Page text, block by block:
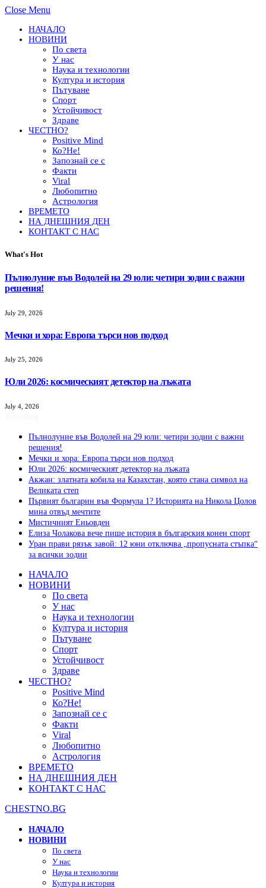
Close Menu
НАЧАЛО
НОВИНИ
По света
У нас
Наука и технологии
Култура и история
Пътуване
Спорт
Устойчивост
Здраве
ЧЕСТНО?
Positive Mind
Ко?Не!
Запознай се с
Факти
Viral
Любопитно
Астрология
ВРЕМЕТО
НА ДНЕШНИЯ ДЕН
КОНТАКТ С НАС
What's Hot
Пълнолуние във Водолей на 29 юли: четири зодии с важни
решения!
July 29, 2026
Мечки и хора: Европа търси нов подход
July 25, 2026
Юли 2026: космическият детектор на лъжата
July 4, 2026
Пълнолуние във Водолей на 29 юли: четири зодии с важни
решения!
Мечки и хора: Европа търси нов подход
Юли 2026: космическият детектор на лъжата
Акжан: златната кобила на Казахстан, която стана символ на
Великата степ
Първият българин във Формула 1? Историята на Никола Цолов
мина отвъд мечтите
Мистичният Eньовден
Елиза Чолакова вече пише история в българския конен спорт
Уран прави рязък завой: 12 юни отключва „пропусната стъпка“
за всички зодии
НАЧАЛО
НОВИНИ
По света
У нас
Наука и технологии
Култура и история
Пътуване
Спорт
Устойчивост
Здраве
ЧЕСТНО?
Positive Mind
Ко?Не!
Запознай се с
Факти
Viral
Любопитно
Астрология
ВРЕМЕТО
НА ДНЕШНИЯ ДЕН
КОНТАКТ С НАС
CHESTNO.BG
НАЧАЛО
НОВИНИ
По света
У нас
Наука и технологии
Култура и история